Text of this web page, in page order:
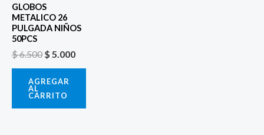
GLOBOS
METALICO 26
PULGADA NIÑOS
50PCS
$6.500 $ 5.000
AGREGAR
AL
CARRITO